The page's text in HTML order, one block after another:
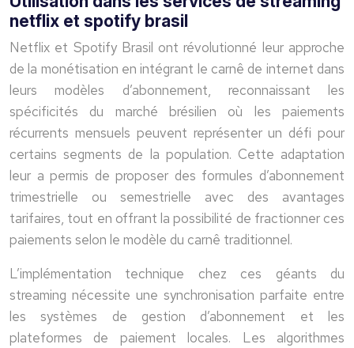
netflix et spotify brasil
Netflix et Spotify Brasil ont révolutionné leur approche
de la monétisation en intégrant le carnê de internet dans
leurs modèles d’abonnement, reconnaissant les
spécificités du marché brésilien où les paiements
récurrents mensuels peuvent représenter un défi pour
certains segments de la population. Cette adaptation
leur a permis de proposer des formules d’abonnement
trimestrielle ou semestrielle avec des avantages
tarifaires, tout en offrant la possibilité de fractionner ces
paiements selon le modèle du carnê traditionnel.
L’implémentation technique chez ces géants du
streaming nécessite une synchronisation parfaite entre
les systèmes de gestion d’abonnement et les
plateformes de paiement locales. Les algorithmes